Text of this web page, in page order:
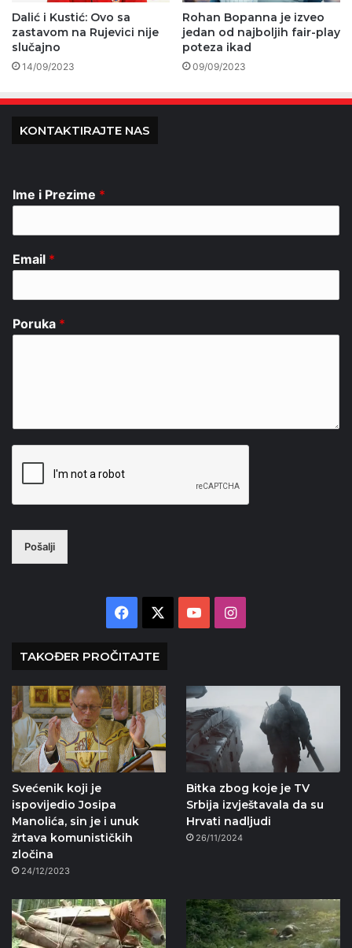
Dalić i Kustić: Ovo sa
zastavom na Rujevici nije
slučajno
14/09/2023
Rohan Bopanna je izveo
jedan od najboljih fair-play
poteza ikad
09/09/2023
KONTAKTIRAJTE NAS
Ime i Prezime *
Email *
Poruka *
Pošalji
Facebook YouTubeInstagram
TAKOĐER PROČITAJTE
Svećenik koji je
ispovijedio Josipa
Manolića, sin je i unuk
žrtava komunističkih
zločina
24/12/2023
Bitka zbog koje je TV
Srbija izvještavala da su
Hrvati nadljudi
26/11/2024